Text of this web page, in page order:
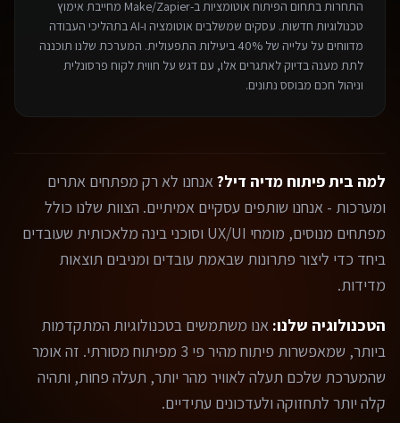
התחרות בתחום הפיתוח אוטומציות ב-Make/Zapier
מחייבת אימוץ
טכנולוגיות חדשות. עסקים שמשלבים אוטומציה ו-AI בתהליכי העבודה
מדווחים על עלייה של 40% ביעילות התפעולית. המערכת שלנו תוכננה
לתת מענה בדיוק לאתגרים אלו, עם דגש על חווית לקוח פרסונלית
וניהול חכם מבוסס נתונים.
למה בית פיתוח מדיה דיל?אנחנו לא רק מפתחים אתרים
ומערכות - אנחנו שותפים עסקיים אמיתיים. הצוות שלנו כולל
מפתחים מנוסים, מומחי UX/UI וסוכני בינה מלאכותית שעובדים
ביחד כדי ליצור פתרונות שבאמת עובדים ומניבים תוצאות
מדידות.
הטכנולוגיה שלנו: אנו משתמשים בטכנולוגיות המתקדמות
ביותר, שמאפשרות פיתוח מהיר פי 3 מפיתוח מסורתי. זה אומר
שהמערכת שלכם תעלה לאוויר מהר יותר, תעלה פחות, ותהיה
קלה יותר לתחזוקה ולעדכונים עתידיים.